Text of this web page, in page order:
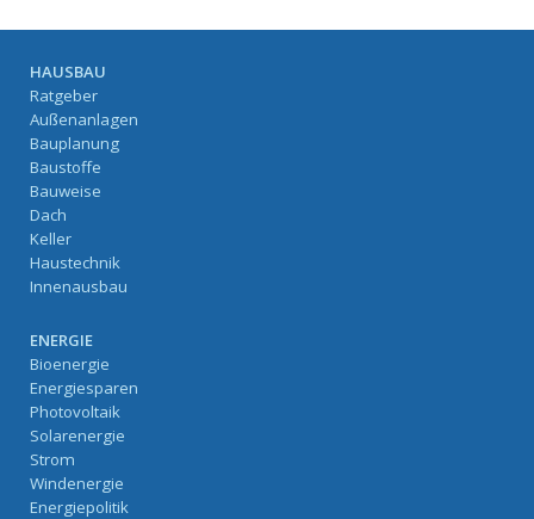
HAUSBAU
Ratgeber
Außenanlagen
Bauplanung
Baustoffe
Bauweise
Dach
Keller
Haustechnik
Innenausbau
ENERGIE
Bioenergie
Energiesparen
Photovoltaik
Solarenergie
Strom
Windenergie
Energiepolitik